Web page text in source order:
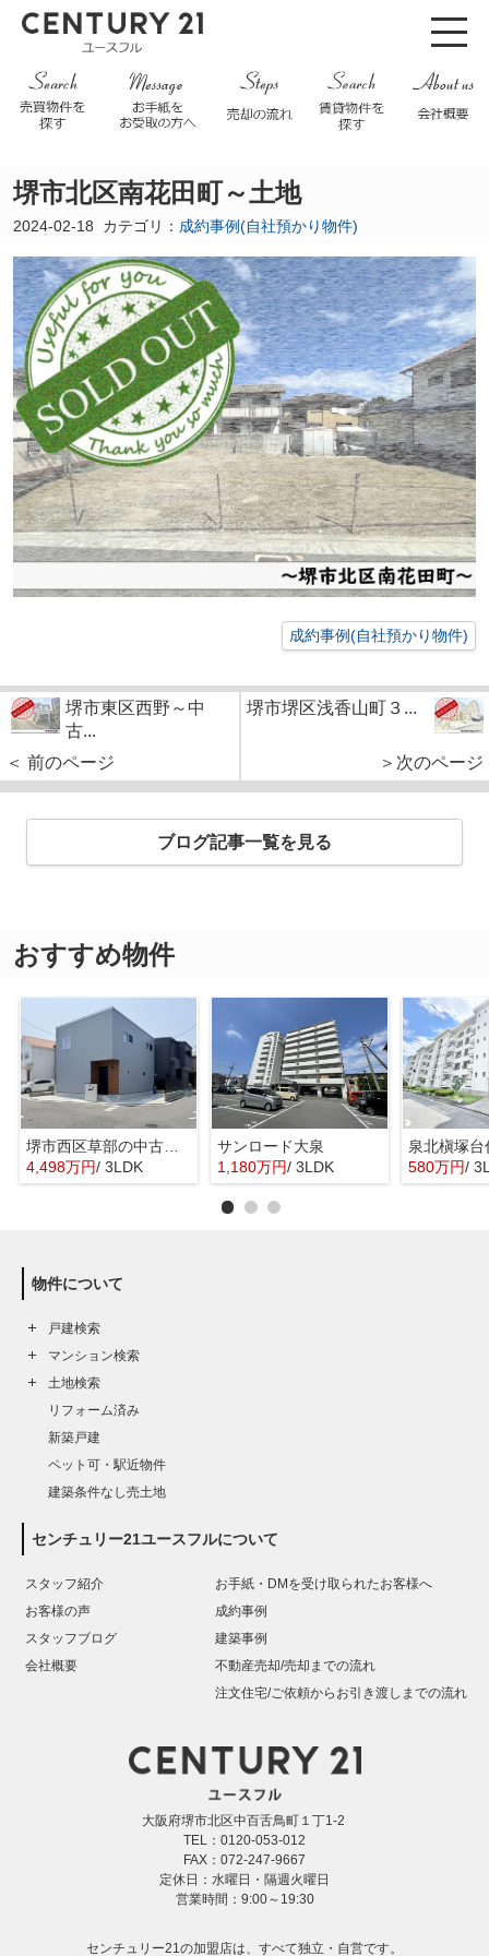
堺市北区南花田町～土地
2024-02-18 カテゴリ： 成約事例(自社預かり物件)
成約事例(自社預かり物件)
堺市東区西野～中
古...
＜ 前のページ
堺市堺区浅香山町３...
＞次のページ
ブログ記事一覧を見る
おすすめ物件
堺市西区草部の中古一戸建
4,498万円/ 3LDK
サンロード大泉
1,180万円/ 3LDK
泉北槇塚
580万円/
物件について
戸建検索
マンション検索
土地検索
リフォーム済み
新築戸建
ペット可・駅近物件
建築条件なし売土地
センチュリー21ユースフルについて
スタッフ紹介
お客様の声
スタッフブログ
会社概要
お手紙・DMを受け取られたお客様へ
成約事例
建築事例
不動産売却/売却までの流れ
注文住宅/ご依頼からお引き渡しまでの流れ
大阪府堺市北区中百舌鳥町１丁1-2
TEL：0120-053-012
FAX：072-247-9667
定休日：水曜日・隔週火曜日
営業時間：9:00～19:30
センチュリー21の加盟店は、すべて独立・自営です。